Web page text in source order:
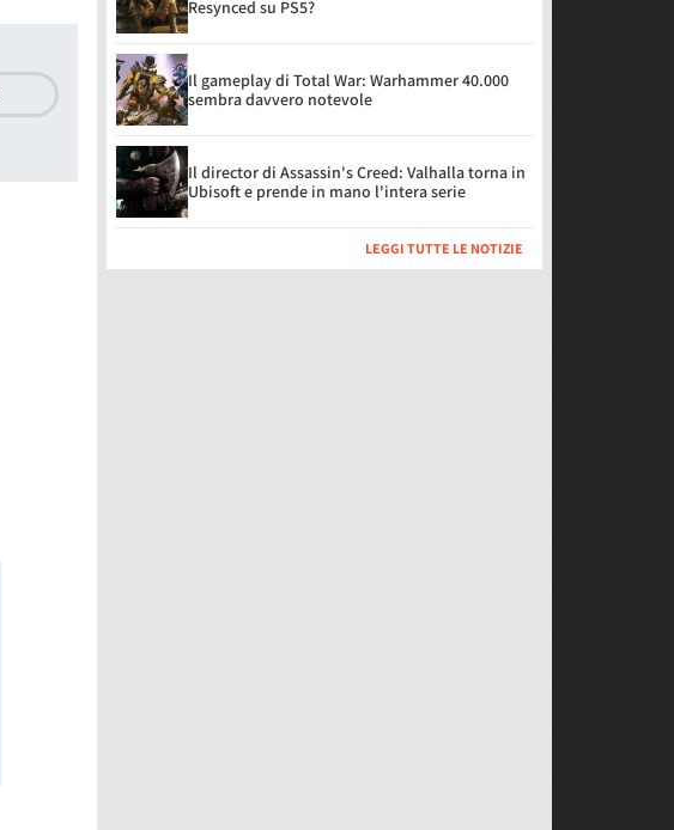
Resynced su PS5?
Il gameplay di Total War: Warhammer 40.000
sembra davvero notevole
Il director di Assassin's Creed: Valhalla torna in
Ubisoft e prende in mano l'intera serie
LEGGI TUTTE LE NOTIZIE